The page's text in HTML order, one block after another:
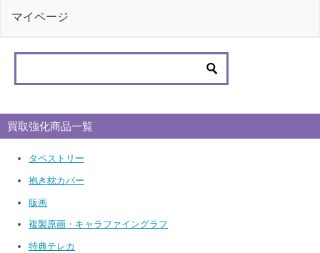
マイページ
買取強化商品一覧
タペストリー
抱き枕カバー
版画
複製原画・キャラファイングラフ
特典テレカ